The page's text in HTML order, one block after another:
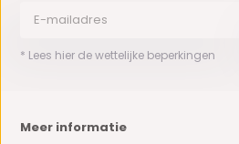
* Lees hier de wettelijke beperkingen
Meer informatie